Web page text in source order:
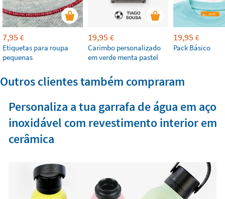
7,95 €
Etiquetas para roupa
pequenas
19,95 €
Carimbo personalizado
em verde menta pastel
19,95 €
Pack Básico
Outros clientes também compraram
Personaliza a tua garrafa de água em aço
inoxidável com revestimento interior em
cerâmica